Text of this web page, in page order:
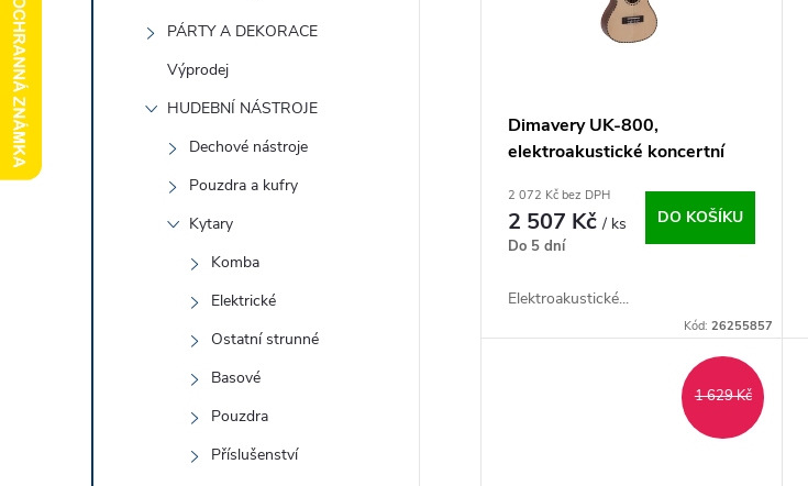
PÁRTY A DEKORACE
Výprodej
HUDEBNÍ NÁSTROJE
Dechové nástroje
Pouzdra a kufry
Kytary
Komba
Elektrické
Ostatní strunné
Basové
Pouzdra
Příslušenství
k
u
Dimavery UK-800,
elektroakustické koncertní
smrk
2 072 Kč bez DPH
2 507 Kč/ ks
Do 5 dní
DO KOŠÍKU
Elektroakustické...
Kód:26255857
1 629 Kč